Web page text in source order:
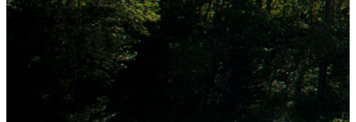
одобрения визы